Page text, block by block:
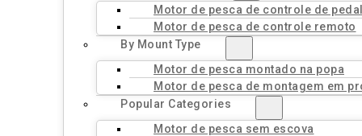
Motor de pesca de controle de
Motor de pesca de controle remoto
By Mount Type
Motor de pesca montado na popa
Motor de pesca de montagem em
Popular Categories
Motor de pesca sem escova